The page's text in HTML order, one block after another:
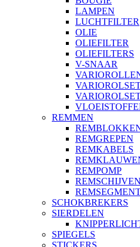
LAMPEN
LUCHTFILTER
OLIE
OLIEFILTER
OLIEFILTERS
V-SNAAR
REMMEN
REMGREPEN
REMKABELS
REMPOMP
REMSCHIJVEN
SCHOKBREKERS
SIERDELEN
SPIEGELS